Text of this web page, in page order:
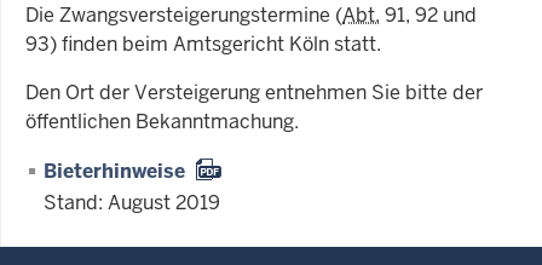
Die Zwangsversteigerungstermine (Abt. 91, 92 und
93) finden beim Amtsgericht Köln statt.
Den Ort der Versteigerung entnehmen Sie bitte der
öffentlichen Bekanntmachung.
Bieterhinweise
Stand: August 2019